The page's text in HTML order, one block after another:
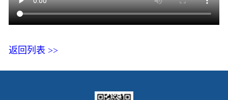
返回列表 >>